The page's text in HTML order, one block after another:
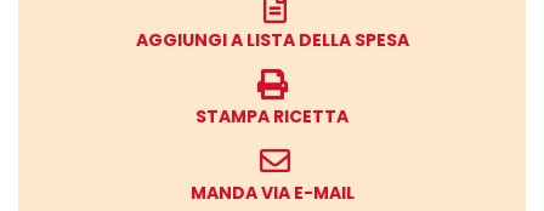
AGGIUNGI A LISTA DELLA SPESA
STAMPA RICETTA
MANDA VIA E-MAIL